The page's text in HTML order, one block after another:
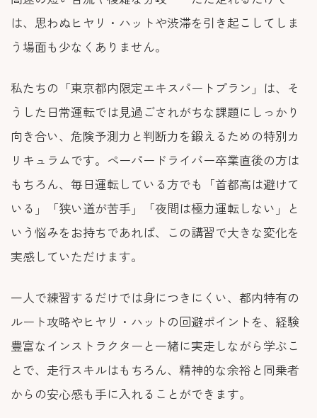
は、思わぬヒヤリ・ハットや渋滞を引き起こしてしま
う場面も少なくありません。
私たちの「東京都内限定エキスパートプラン」は、そ
うした日常運転では見過ごされがちな課題にしっかり
向き合い、危険予測力と判断力を鍛えるための特別カ
リキュラムです。ペーパードライバー卒業直後の方は
もちろん、毎日運転している方でも「首都高は避けて
いる」「狭い道が苦手」「夜間は極力運転しない」と
いう悩みをお持ちであれば、この講習で大きな変化を
実感していただけます。
一人で練習するだけでは身につきにくい、都内特有の
ルート攻略やヒヤリ・ハットの回避ポイントを、経験
豊富なインストラクターと一緒に実走しながら学ぶこ
とで、走行スキルはもちろん、精神的な余裕と同乗者
からの安心感も手に入れることができます。